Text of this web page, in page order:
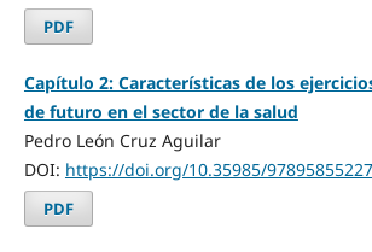
PDF
Capítulo 2: Características de los
de futuro en el sector de la salud
Pedro León Cruz Aguilar
DOI: https://doi.org/10.35985/
PDF